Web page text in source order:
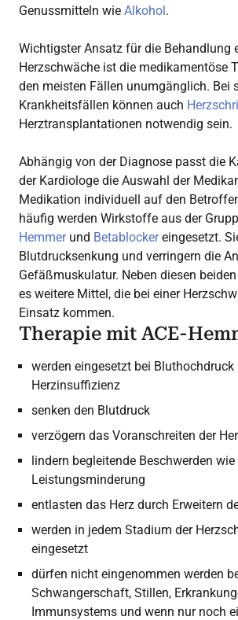
Genussmitteln wie Alkohol.
Wichtigster Ansatz für die Behandlung
Herzschwäche ist die medikamentöse
den meisten Fällen unumgänglich. Bei
Krankheitsfällen können auch
Herztransplantationen notwendig sein.
Abhängig von der Diagnose passt die
der Kardiologe die Auswahl der
Medikation individuell auf den
häufig werden Wirkstoffe aus der
Hemmerund Betablockereingesetzt.
Blutdrucksenkung und verringern die
Gefäßmuskulatur. Neben diesen
es weitere Mittel, die bei einer
Einsatz kommen.
Therapie mit ACE-
werden eingesetzt bei
Herzinsuffizienz
senken den Blutdruck
verzögern das Voranschreiten der
lindern begleitende Beschwerden
Leistungsminderung
entlasten das Herz durch Erweitern
werden in jedem Stadium der
eingesetzt
dürfen nicht eingenommen werden
Schwangerschaft, Stillen,
Immunsystems und wenn nur noch